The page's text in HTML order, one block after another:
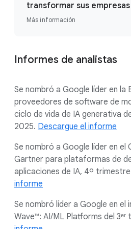
transformar sus empresas
Más información
Informes de analistas
Se nombró a Google líder en la
proveedores de software de
ciclo de vida de IA generativa
2025. Descargue el informe
Se nombró a Google líder en el
Gartner para plataformas de
aplicaciones de IA, 4º
informe
Se nombró líder a Google en
Wave™: AI/ML Platforms del